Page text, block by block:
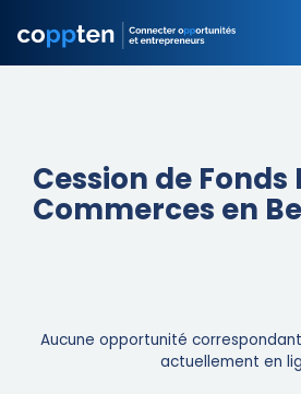
Cession de Fonds
Commerces en
Aucune opportunité
actuellement en